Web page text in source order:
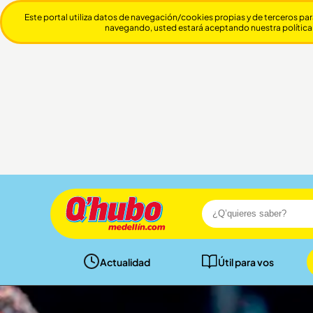
Actualidad Útil para vos
Este portal utiliza datos de navegación/cookies propias y de terceros
navegando, usted estará aceptando nuestra